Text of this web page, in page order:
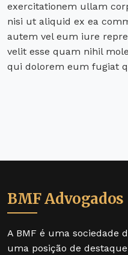
exercitationem ullam
nisi ut aliquid ex ea
autem vel eum iure
velit esse quam nihil
qui dolorem eum fugiat
BMF Advogados
A BMF é uma sociedade
uma posição de